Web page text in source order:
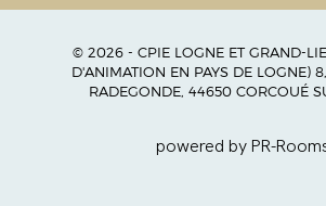
© 2026 - CPIE LOGNE ET GRAND-
D'ANIMATION EN PAYS DE LOGNE)
RADEGONDE, 44650 CORCOUÉ
powered by PR-